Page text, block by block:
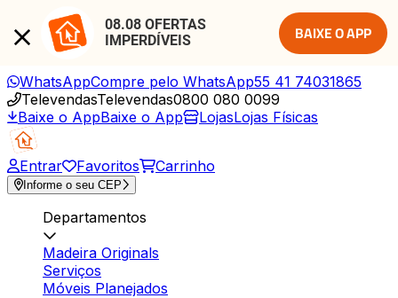
08.08 OFERTAS
IMPERDÍVEIS
BAIXE O APP
WhatsAppCompre pelo WhatsApp55 41 74031865
TelevendasTelevendas0800 080 0099
Baixe o AppBaixe o App LojasLojas Físicas
Entrar Favoritos Carrinho
Informe o seu CEP
Departamentos
Madeira Originals
Serviços
Móveis Planejados